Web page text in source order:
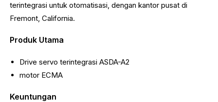
terintegrasi untuk otomatisasi, dengan kantor pusat di
Fremont, California.
Produk Utama
Drive servo terintegrasi ASDA-A2
motor ECMA
Keuntungan